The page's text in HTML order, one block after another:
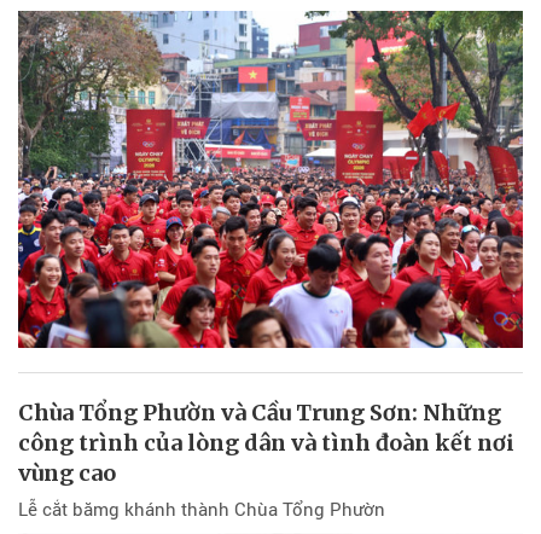
Chùa Tổng Phườn và Cầu Trung Sơn: Những
công trình của lòng dân và tình đoàn kết nơi
vùng cao
Lễ cắt bămg khánh thành Chùa Tổng Phườn